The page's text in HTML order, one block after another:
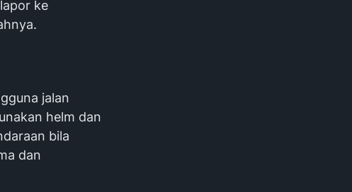
ke
jalan
helm dan
bila
dan